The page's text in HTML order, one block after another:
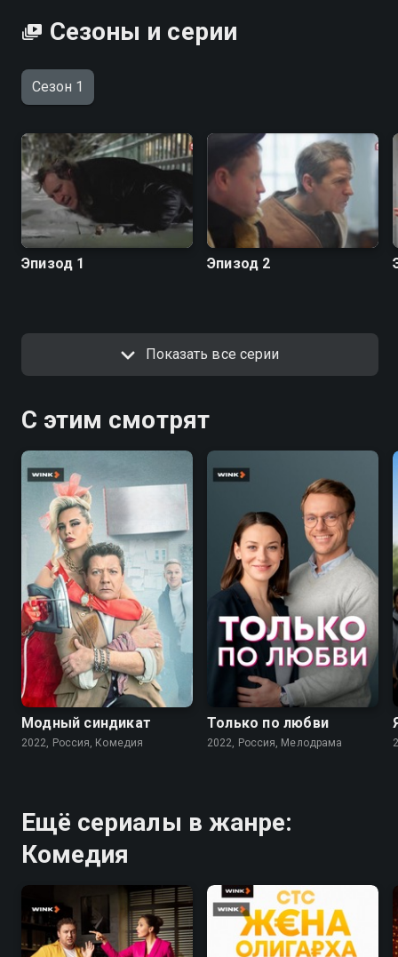
Сезоны и серии
Сезон 1
Эпизод 1 Эпизод 2
Показать все серии
С этим смотрят
7.6
Модный синдикат
2022, Россия, Комедия
Только по любви
2022, Россия, Мелодрама
Ещё сериалы в жанре:
Комедия